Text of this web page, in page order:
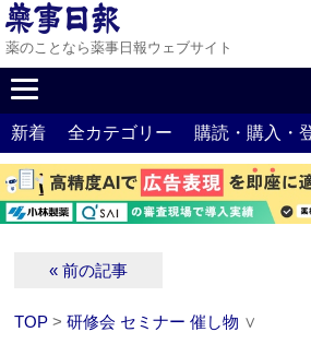
薬のことなら薬事日報ウェブサイト
新着 全カテゴリー 購読・購入・
« 前の記事
TOP >研修会 セミナー 催し物 ∨